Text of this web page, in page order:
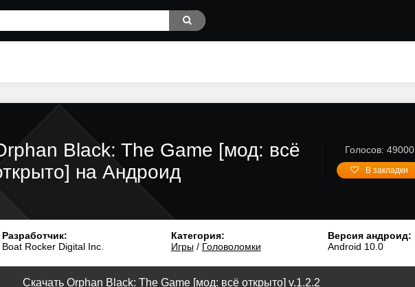
Black: The Game [мод: всё
на Андроид
Голосов: 49000
В закладки
Разработчик:
Boat Rocker Digital Inc.
Категория:
Игры/ Головоломки
Версия андроид:
Android 10.0
Скачать Orphan Black: The Game [мод: всё открыто] v.1.2.2